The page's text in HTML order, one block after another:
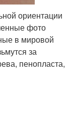
ориентации
фото
в мировой
за
пенопласта,